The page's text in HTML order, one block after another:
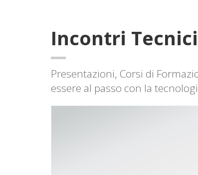
Incontri Tecnici
Presentazioni, Corsi di
essere al passo con la